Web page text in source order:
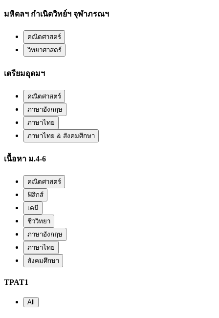
มหิดลฯ กำเนิดวิทย์ฯ จุฬาภรณฯ
คณิตศาสตร์
วิทยาศาสตร์
เตรียมอุดมฯ
คณิตศาสตร์
ภาษาอังกฤษ
ภาษาไทย
ภาษาไทย & สังคมศึกษา
เนื้อหา ม.4-6
คณิตศาสตร์
ฟิสิกส์
เคมี
ชีววิทยา
ภาษาอังกฤษ
ภาษาไทย
สังคมศึกษา
TPAT1
All